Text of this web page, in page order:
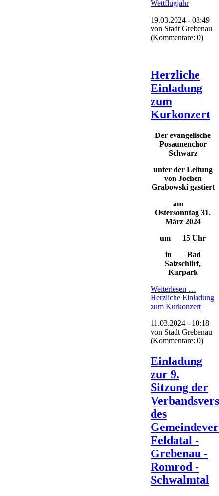
Wettflugjahr
19.03.2024 - 08:49
von Stadt Grebenau
(Kommentare: 0)
Herzliche
Einladung
zum
Kurkonzert
Der evangelische
Posaunenchor
Schwarz
unter der Leitung
von Jochen
Grabowski gastiert
am
Ostersonntag 31.
März 2024
um 15 Uhr
in Bad
Salzschlirf,
Kurpark
Weiterlesen …
Herzliche Einladung
zum Kurkonzert
11.03.2024 - 10:18
von Stadt Grebenau
(Kommentare: 0)
Einladung
zur 9.
Sitzung der
des
Feldatal -
Grebenau -
Romrod -
Schwalmtal